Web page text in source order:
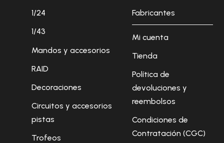
1/24
1/43
Mandos y accesorios
RAID
Decoraciones
Circuitos y accesorios
pistas
Trofeos
Fabricantes
Mi cuenta
Tienda
Política de
devoluciones y
reembolsos
Condiciones de
Contratación (CGC)